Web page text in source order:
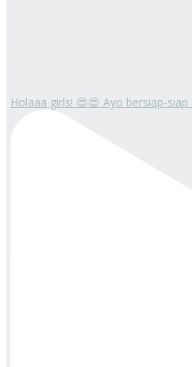
Holaaa girls! 😍😍 Ayo bersiap-